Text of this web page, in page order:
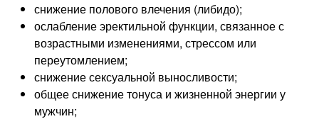
снижение полового влечения (либидо);
ослабление эректильной функции, связанное с
возрастными изменениями, стрессом или
переутомлением;
снижение сексуальной выносливости;
общее снижение тонуса и жизненной энергии у
мужчин;